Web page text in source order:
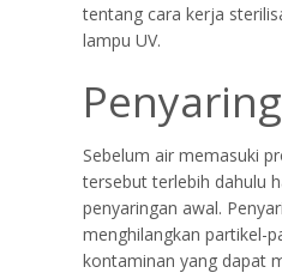
tentang cara kerja
lampu UV.
Sebelum air memasuki
tersebut terlebih dahulu
penyaringan awal.
menghilangkan partikel-
kontaminan yang dapat